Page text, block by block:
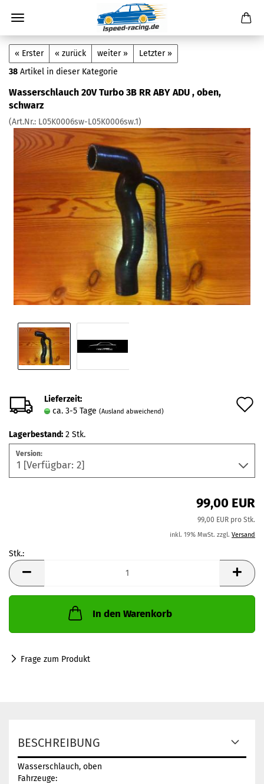
« Erster « zurück weiter »
Letzter »
38 Artikel in dieser Kategorie
Wasserschlauch 20V Turbo 3B RR ABY ADU , oben,
schwarz
(Art.Nr.: L05K0006sw-L05K0006sw.1)
Lieferzeit:
ca. 3-5 Tage (Ausland abweichend)
Lagerbestand: 2 Stk.
Version:
99,00 EUR
99,00 EUR pro Stk.
inkl. 19% MwSt. zzgl. Versand
Stk.:
Stk.
In den Warenkorb
Frage zum Produkt
BESCHREIBUNG
Wasserschlauch, oben
Fahrzeuge: